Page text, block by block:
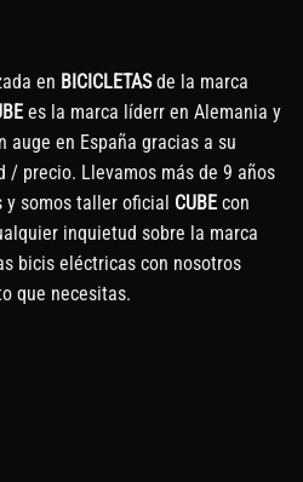
en BICICLETASde la marca
es la marca líderr en Alemania y
en España gracias a su
precio. Llevamos más de 9 años
somos taller oficial CUBE con
inquietud sobre la marca
bicis eléctricas con nosotros
que necesitas.